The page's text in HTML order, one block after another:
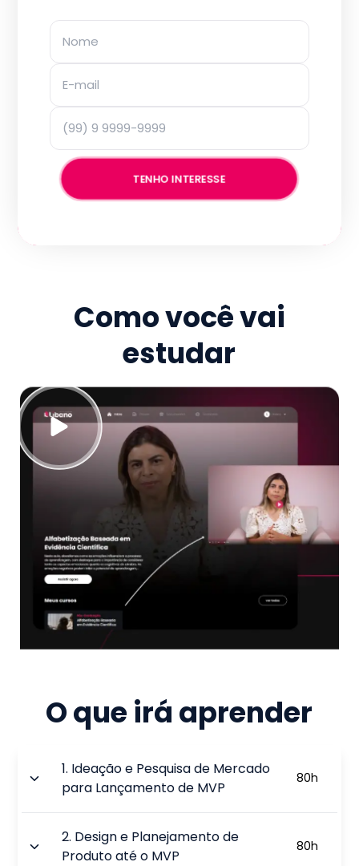
TENHO INTERESSE
Como você vai
estudar
O que irá aprender
1. Ideação e Pesquisa de Mercado
para Lançamento de MVP
80h
2. Design e Planejamento de
Produto até o MVP
80h